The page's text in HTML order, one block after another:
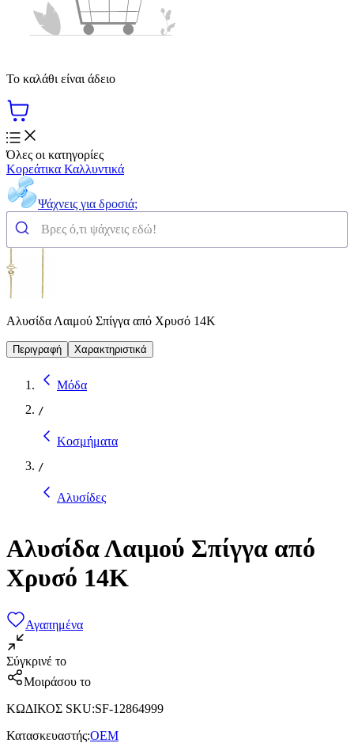
Το καλάθι είναι άδειο
Όλες οι κατηγορίες
Κορεάτικα Καλλυντικά
Ψάχνεις για δροσιά;
Αλυσίδα Λαιμού Σπίγγα από Χρυσό 14Κ
Περιγραφή Χαρακτηριστικά
Μόδα
/
Κοσμήματα
/
Αλυσίδες
Αλυσίδα Λαιμού Σπίγγα από
Χρυσό 14Κ
Αγαπημένα
Σύγκρινέ το
Μοιράσου το
ΚΩΔΙΚΟΣ SKU:SF-12864999
Κατασκευαστής:OEM